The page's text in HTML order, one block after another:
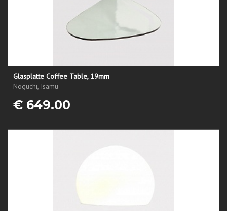
Glasplatte Coffee Table, 19mm
Noguchi, Isamu
€ 649.00